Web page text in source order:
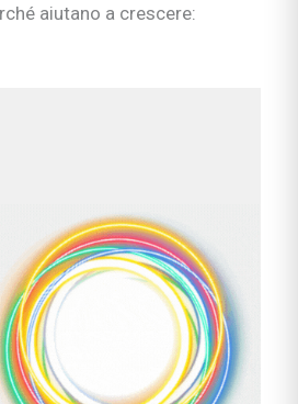
aiutano a crescere: